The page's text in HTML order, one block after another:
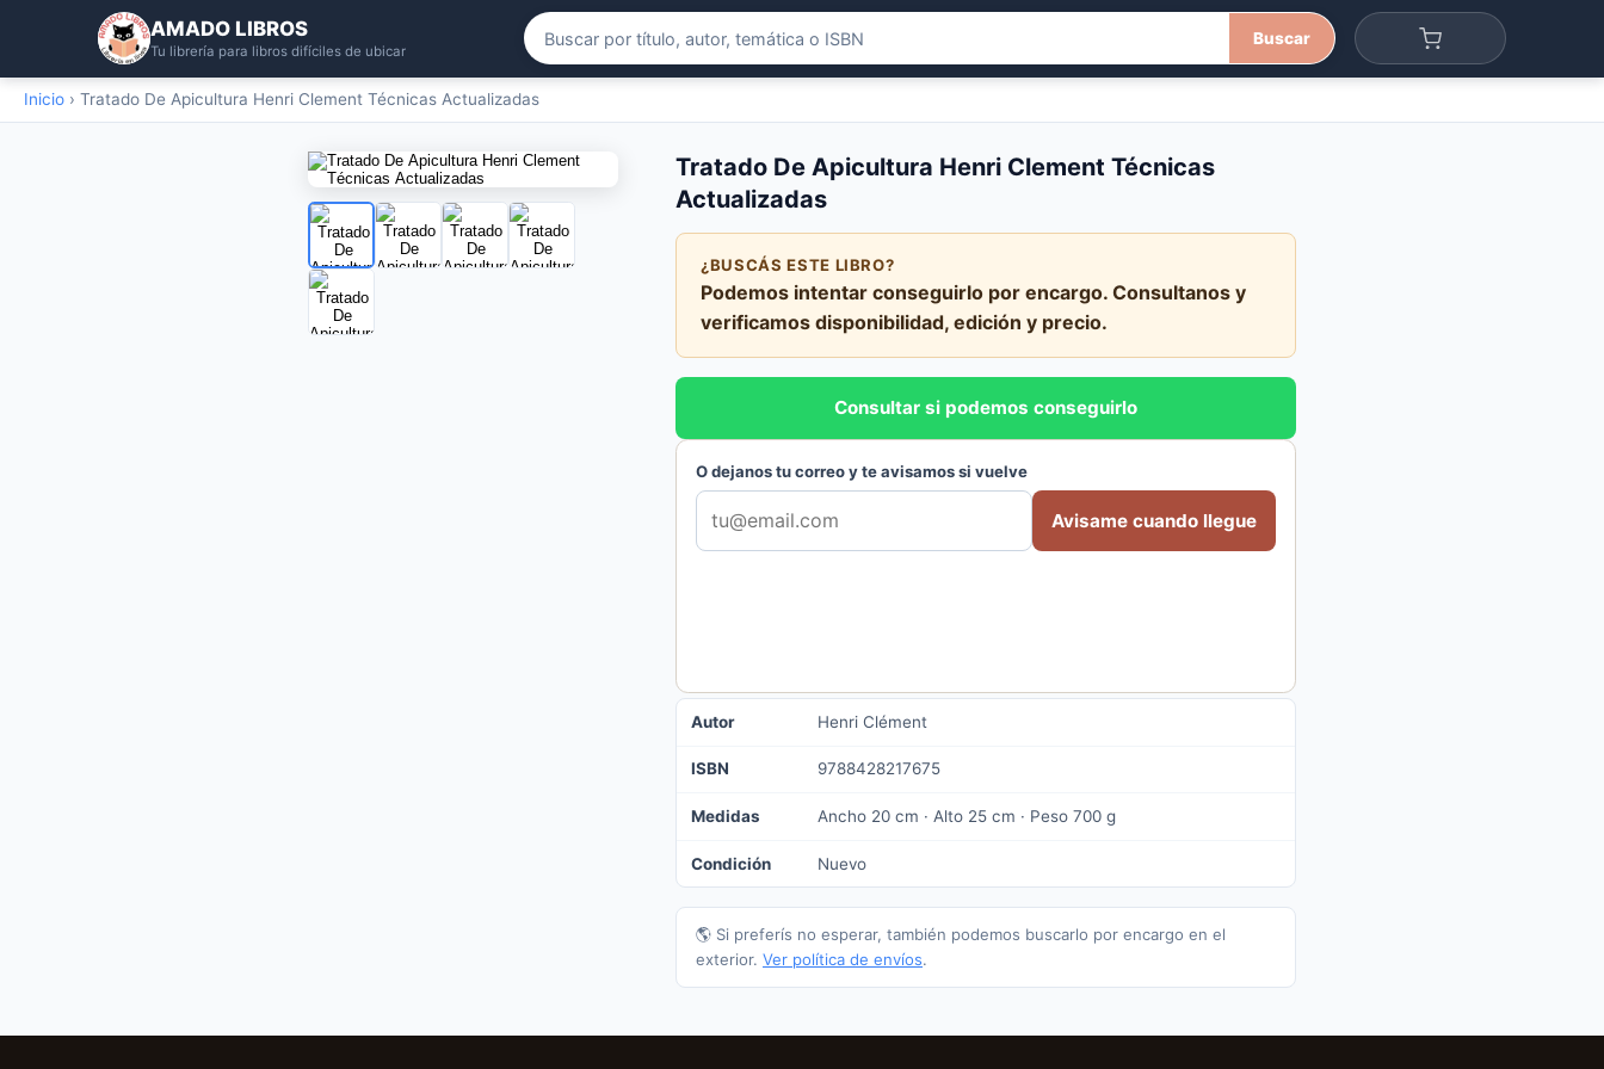
AMADO LIBROS
Tu librería para libros difíciles de ubicar
Buscar
Inicio › Tratado De Apicultura Henri Clement Técnicas Actualizadas
Tratado De Apicultura Henri Clement Técnicas
Actualizadas
¿BUSCÁS ESTE LIBRO?
Podemos intentar conseguirlo por encargo. Consultanos y
verificamos disponibilidad, edición y precio.
Consultar si podemos conseguirlo
O dejanos tu correo y te avisamos si vuelve
Avisame cuando llegue
Autor Henri Clément
ISBN 9788428217675
Medidas Ancho 20 cm · Alto 25 cm · Peso 700 g
Condición Nuevo
🌎 Si preferís no esperar, también podemos buscarlo por encargo en el
exterior. Ver política de envíos.